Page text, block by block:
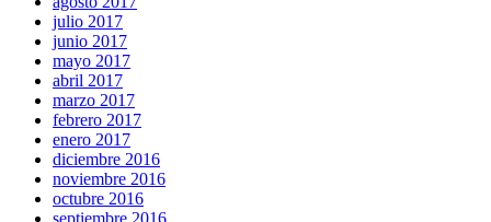
julio 2017
junio 2017
mayo 2017
abril 2017
marzo 2017
febrero 2017
enero 2017
diciembre 2016
noviembre 2016
octubre 2016
septiembre 2016